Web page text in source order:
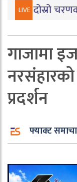
LIVEवार्ता जारि
गाजामा
नरसंहारको
प्रदर्शन
फ्याक्ट